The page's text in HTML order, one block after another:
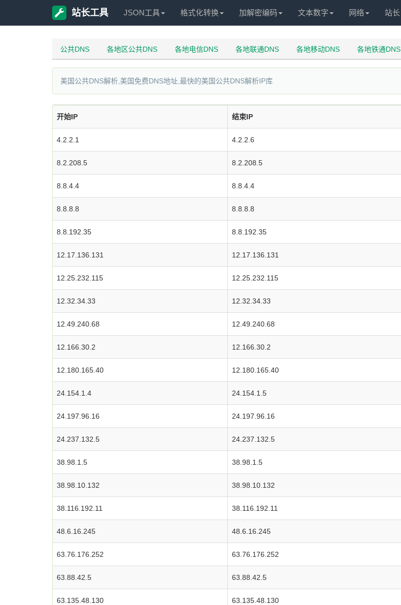
站长工具 JSON工具 格式化转换 加解密编码 文本数字 网络 站长
公共DNS 各地区公共DNS 各地电信DNS 各地联通DNS 各地移动DNS 各地铁通DNS
美国公共DNS解析,美国免费DNS地址,最快的美国公共DNS解析IP库
开始IP 结束IP
4.2.2.1 4.2.2.6
8.2.208.5 8.2.208.5
8.8.4.4 8.8.4.4
8.8.8.8 8.8.8.8
8.8.192.35 8.8.192.35
12.17.136.131 12.17.136.131
12.25.232.115 12.25.232.115
12.32.34.33 12.32.34.33
12.49.240.68 12.49.240.68
12.166.30.2 12.166.30.2
12.180.165.40 12.180.165.40
24.154.1.4 24.154.1.5
24.197.96.16 24.197.96.16
24.237.132.5 24.237.132.5
38.98.1.5 38.98.1.5
38.98.10.132 38.98.10.132
38.116.192.11 38.116.192.11
48.6.16.245 48.6.16.245
63.76.176.252 63.76.176.252
63.88.42.5 63.88.42.5
63.135.48.130 63.135.48.130